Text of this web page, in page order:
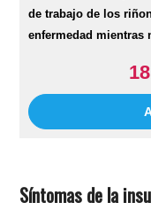
de trabajo de los
enfermedad mientras
Síntomas de la